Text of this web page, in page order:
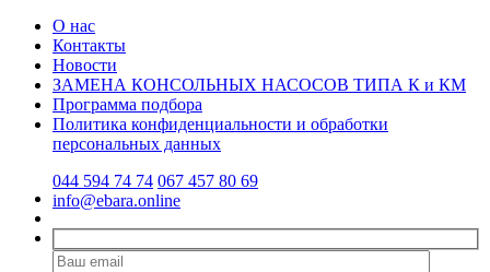
О нас
Контакты
Новости
ЗАМЕНА КОНСОЛЬНЫХ НАСОСОВ ТИПА К и КМ
Программа подбора
Политика конфиденциальности и обработки
персональных данных
044 594 74 74 067 457 80 69
info@ebara.online